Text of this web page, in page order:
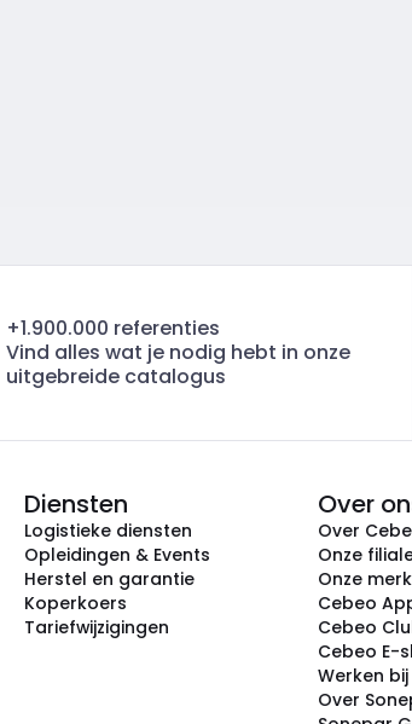
+1.900.000 referenties
Vind alles wat je nodig hebt in onze
uitgebreide catalogus
Diensten
Logistieke diensten
Opleidingen & Events
Herstel en garantie
Koperkoers
Tariefwijzigingen
Over
Over
Onze
Onze
Cebeo
Cebeo
Cebeo E-
Werken
Over